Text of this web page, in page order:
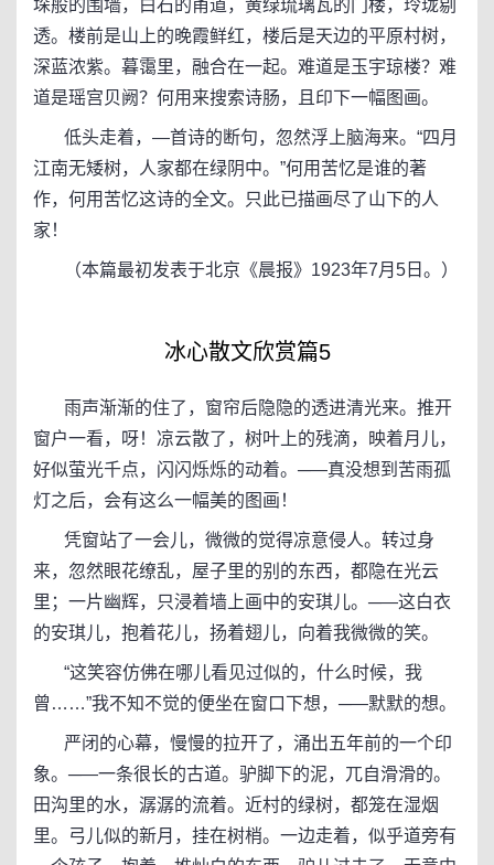
垛般的围墙，白石的甬道，黄绿琉璃瓦的门楼，玲珑剔
透。楼前是山上的晚霞鲜红，楼后是天边的平原村树，
深蓝浓紫。暮霭里，融合在一起。难道是玉宇琼楼？难
道是瑶宫贝阙？何用来搜索诗肠，且印下一幅图画。
低头走着，—首诗的断句，忽然浮上脑海来。“四月
江南无矮树，人家都在绿阴中。”何用苦忆是谁的著
作，何用苦忆这诗的全文。只此已描画尽了山下的人
家！
（本篇最初发表于北京《晨报》1923年7月5日。）
冰心散文欣赏篇5
雨声渐渐的住了，窗帘后隐隐的透进清光来。推开
窗户一看，呀！凉云散了，树叶上的残滴，映着月儿，
好似萤光千点，闪闪烁烁的动着。─—真没想到苦雨孤
灯之后，会有这么一幅美的图画！
凭窗站了一会儿，微微的觉得凉意侵人。转过身
来，忽然眼花缭乱，屋子里的别的东西，都隐在光云
里；一片幽辉，只浸着墙上画中的安琪儿。─—这白衣
的安琪儿，抱着花儿，扬着翅儿，向着我微微的笑。
“这笑容仿佛在哪儿看见过似的，什么时候，我
曾……”我不知不觉的便坐在窗口下想，─—默默的想。
严闭的心幕，慢慢的拉开了，涌出五年前的一个印
象。─—一条很长的古道。驴脚下的泥，兀自滑滑的。
田沟里的水，潺潺的流着。近村的绿树，都笼在湿烟
里。弓儿似的新月，挂在树梢。一边走着，似乎道旁有